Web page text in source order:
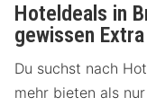
Hoteldeals in
gewissen Extra
Du suchst nach
mehr bieten als